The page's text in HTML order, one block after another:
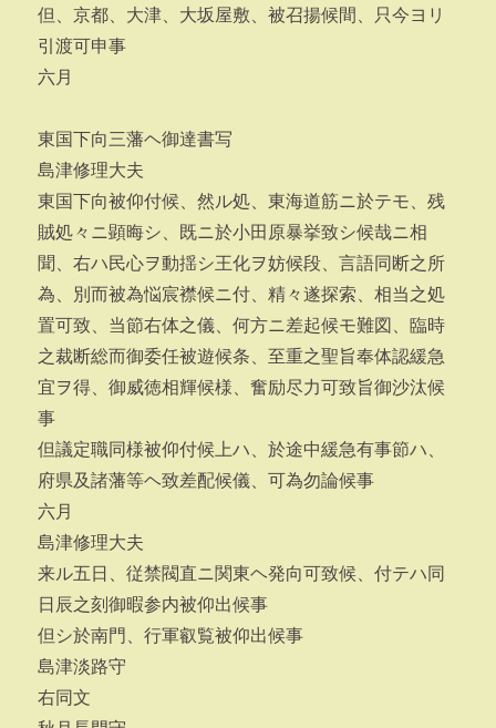
但、京都、大津、大坂屋敷、被召揚候間、只今ヨリ
引渡可申事
六月
東国下向三藩ヘ御達書写
島津修理大夫
東国下向被仰付候、然ル処、東海道筋ニ於テモ、残
賊処々ニ顕晦シ、既ニ於小田原暴挙致シ候哉ニ相
聞、右ハ民心ヲ動揺シ王化ヲ妨候段、言語同断之所
為、別而被為悩宸襟候ニ付、精々遂探索、相当之処
置可致、当節右体之儀、何方ニ差起候モ難図、臨時
之裁断総而御委任被遊候条、至重之聖旨奉体認緩急
宜ヲ得、御威徳相輝候様、奮励尽力可致旨御沙汰候
事
但議定職同様被仰付候上ハ、於途中緩急有事節ハ、
府県及諸藩等ヘ致差配候儀、可為勿論候事
六月
島津修理大夫
来ル五日、従禁閥直ニ関東ヘ発向可致候、付テハ同
日辰之刻御暇参内被仰出候事
但シ於南門、行軍叡覧被仰出候事
島津淡路守
右同文